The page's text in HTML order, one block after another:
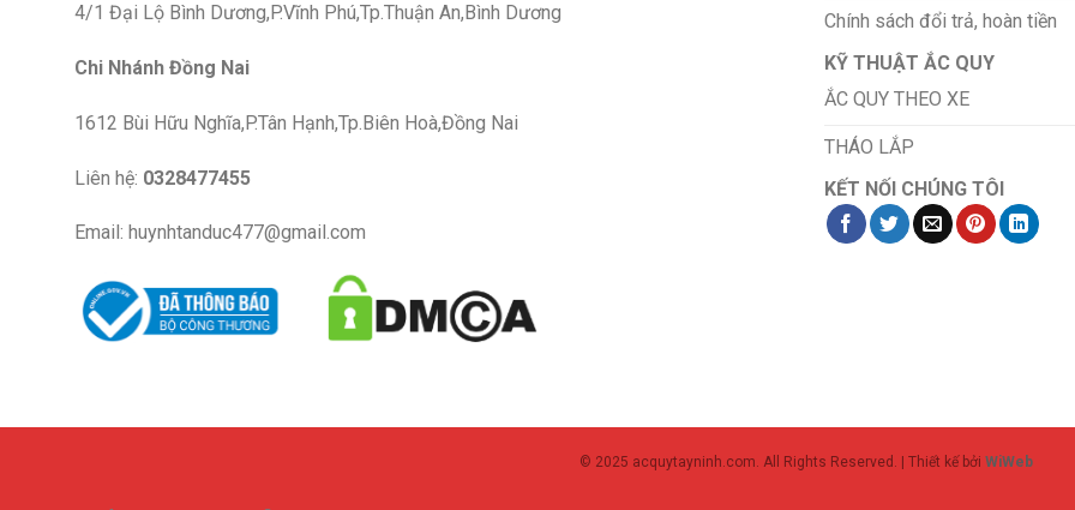
4/1 Đại Lộ Bình Dương,P.Vĩnh Phú,Tp.Thuận An,Bình Dương
Chi Nhánh Đồng Nai
1612 Bùi Hữu Nghĩa,P.Tân Hạnh,Tp.Biên Hoà,Đồng Nai
Liên hệ: 0328477455
Email: huynhtanduc477@gmail.com
Chính sách đổi trả, hoàn tiền
KỸ THUẬT ẮC QUY
ẮC QUY THEO XE
THÁO LẮP
KẾT NỐI CHÚNG TÔI
© 2025 acquytayninh.com. All Rights Reserved. | Thiết kế bởi WiWeb